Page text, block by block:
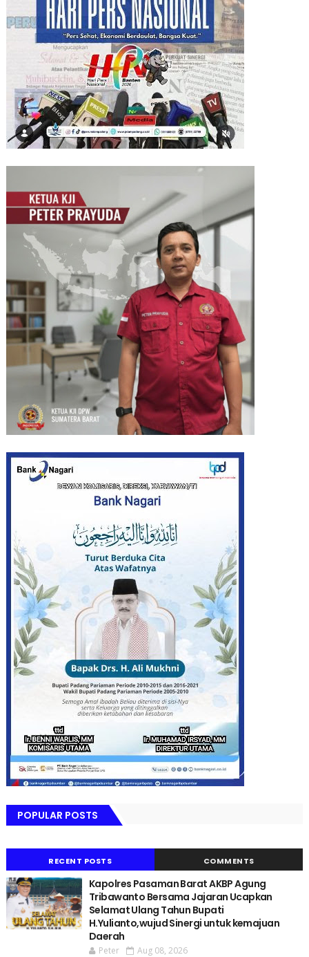
POPULAR POSTS
RECENT POSTS COMMENTS
Kapolres Pasaman Barat AKBP Agung
Tribawanto Bersama Jajaran Ucapkan
Selamat Ulang Tahun Bupati
H.Yulianto,wujud Sinergi untuk kemajuan
Daerah
Peter Aug 08, 2026